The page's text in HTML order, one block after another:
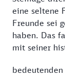
eine seltene
Freunde sei
haben. Das
mit seiner